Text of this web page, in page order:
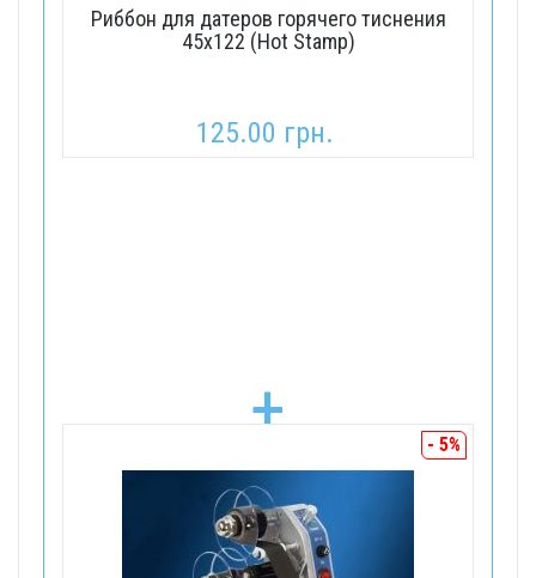
Риббон для датеров горячего тиснения
45х122 (Hot Stamp)
125.00 грн.
+ - 5%